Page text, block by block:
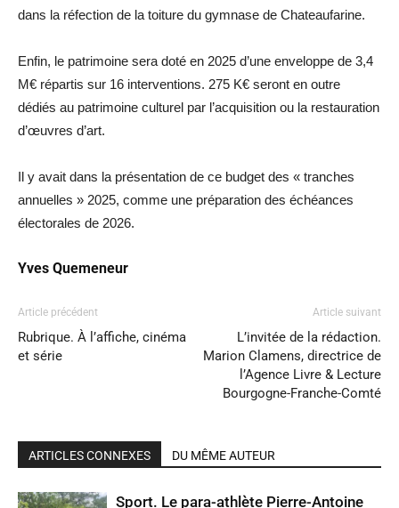
dans la réfection de la toiture du gymnase de Chateaufarine.
Enfin, le patrimoine sera doté en 2025 d’une enveloppe de 3,4
M€ répartis sur 16 interventions. 275 K€ seront en outre
dédiés au patrimoine culturel par l’acquisition ou la restauration
d’œuvres d’art.
Il y avait dans la présentation de ce budget des « tranches
annuelles » 2025, comme une préparation des échéances
électorales de 2026.
Yves Quemeneur
Article précédent
Rubrique. À l’affiche, cinéma
et série
Article suivant
L’invitée de la rédaction.
Marion Clamens, directrice de
l’Agence Livre & Lecture
Bourgogne-Franche-Comté
ARTICLES CONNEXES DU MÊME AUTEUR
Sport. Le para-athlète Pierre-Antoine